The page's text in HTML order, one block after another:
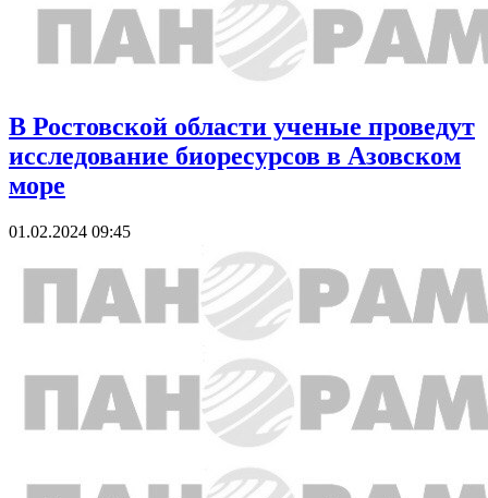
В Ростовской области ученые проведут
исследование биоресурсов в Азовском
море
01.02.2024 09:45